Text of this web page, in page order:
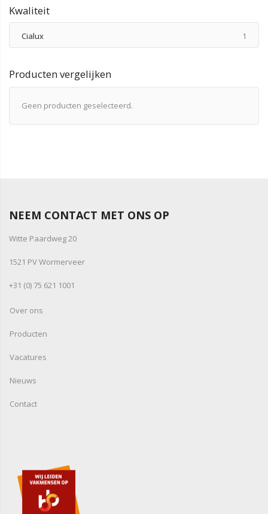
Kwaliteit
Cialux 1
Producten vergelijken
Geen producten geselecteerd.
NEEM CONTACT MET ONS OP
Witte Paardweg 20
1521 PV Wormerveer
+31 (0) 75 621 1001
Over ons
Producten
Vacatures
Nieuws
Contact